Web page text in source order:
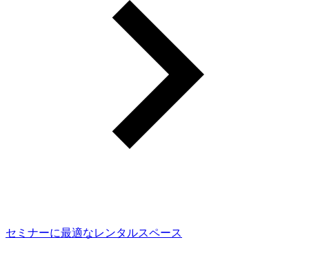
セミナーに最適なレンタルスペース